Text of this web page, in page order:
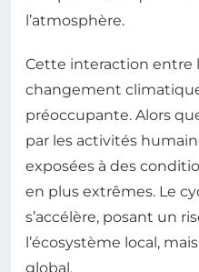
l’atmosphère.
Cette interaction entre
changement
préoccupante. Alors
par les activités
exposées à des
en plus extrêmes. Le
s’accélère, posant un
l’écosystème local,
global.